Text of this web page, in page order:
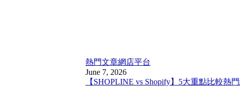
熱門文章網店平台
June 7, 2026
【SHOPLINE vs Shopify】5大重點比較熱